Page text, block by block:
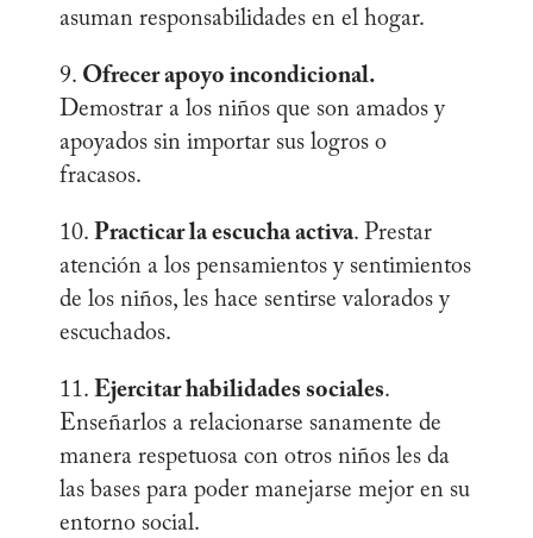
asuman responsabilidades en el hogar.
9. Ofrecer apoyo incondicional.
Demostrar a los niños que son amados y
apoyados sin importar sus logros o
fracasos.
10. Practicar la escucha activa. Prestar
atención a los pensamientos y sentimientos
de los niños, les hace sentirse valorados y
escuchados.
11. Ejercitar habilidades sociales.
Enseñarlos a relacionarse sanamente de
manera respetuosa con otros niños les da
las bases para poder manejarse mejor en su
entorno social.